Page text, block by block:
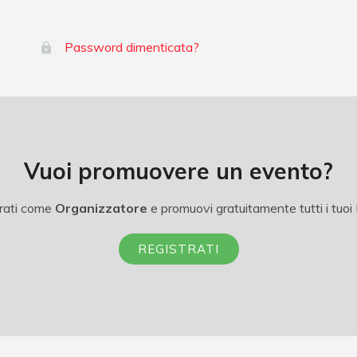
Password dimenticata?
Vuoi promuovere un evento?
come Organizzatore e promuovi gratuitamente tutti i tuoi
REGISTRATI